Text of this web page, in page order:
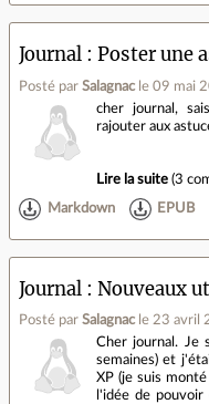
Journal Poster une
Posté par Salagnac le 09 mai
cher journal,
rajouter aux
Lire la suite (3
Markdown EPUB
Journal Nouveaux
Posté par Salagnac le 23 avril
Cher journal. Je
semaines) et
XP (je suis
l'idée de